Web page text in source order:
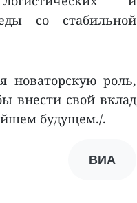
со стабильной
новаторскую роль,
внести свой вклад
будущем./.
ВИА